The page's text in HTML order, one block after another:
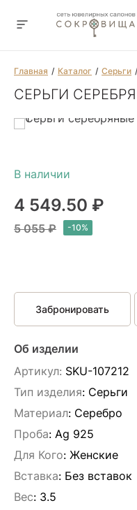
Главная Каталог Серьги
СЕРЬГИ
4 549.50 ₽
5 055 ₽
Забронировать
Об изделии
Артикул: SKU-107212
Тип изделия: Серьги
Материал: Серебро
Проба: Ag 925
Для Кого: Женские
Вставка: Без вставок
Вес: 3.5